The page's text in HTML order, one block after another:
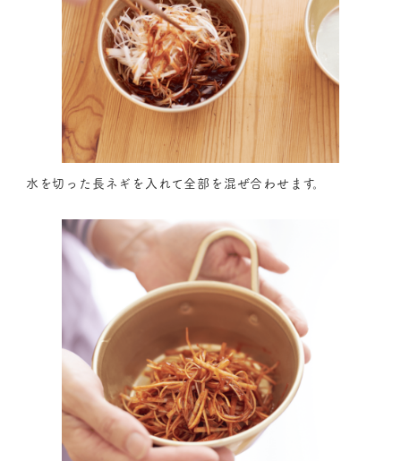
水を切った長ネギを入れて全部を混ぜ合わせます。